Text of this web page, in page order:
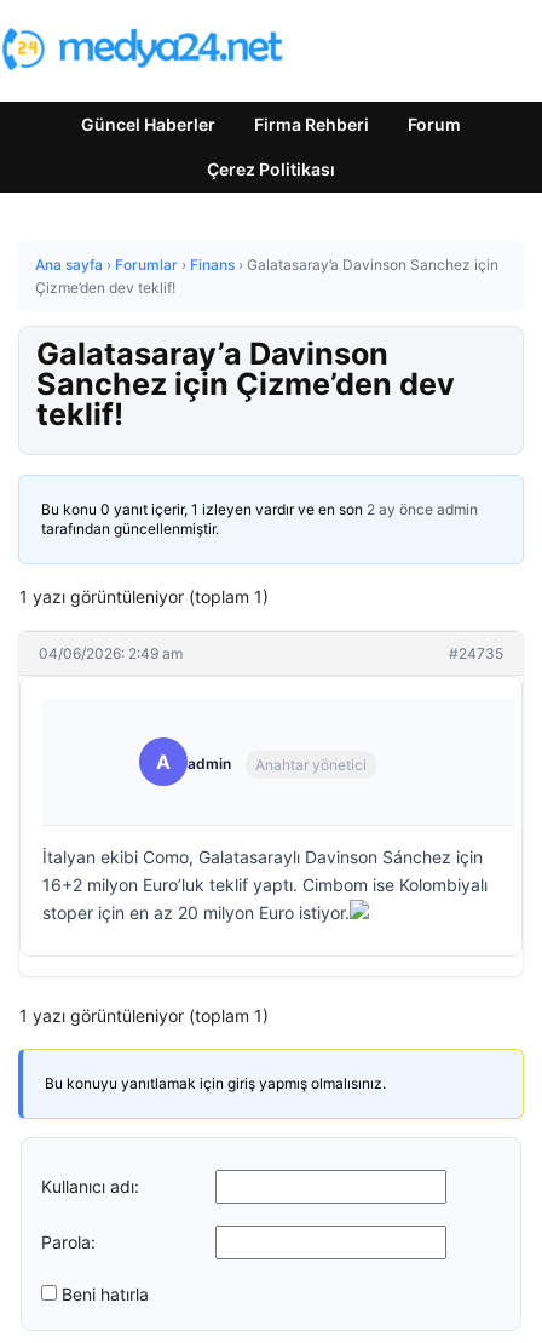
Güncel Haberler Firma Rehberi Forum
Çerez Politikası
Ana sayfa › Forumlar › Finans › Galatasaray’a Davinson Sanchez için
Çizme’den dev teklif!
Galatasaray’a Davinson
Sanchez için Çizme’den dev
teklif!
Bu konu 0 yanıt içerir, 1 izleyen vardır ve en son 2 ay önce admin
tarafından güncellenmiştir.
1 yazı görüntüleniyor (toplam 1)
04/06/2026: 2:49 am #24735
A admin Anahtar yönetici
İtalyan ekibi Como, Galatasaraylı Davinson Sánchez için
16+2 milyon Euro’luk teklif yaptı. Cimbom ise Kolombiyalı
stoper için en az 20 milyon Euro istiyor.
1 yazı görüntüleniyor (toplam 1)
Bu konuyu yanıtlamak için giriş yapmış olmalısınız.
Kullanıcı adı:
Parola:
Beni hatırla